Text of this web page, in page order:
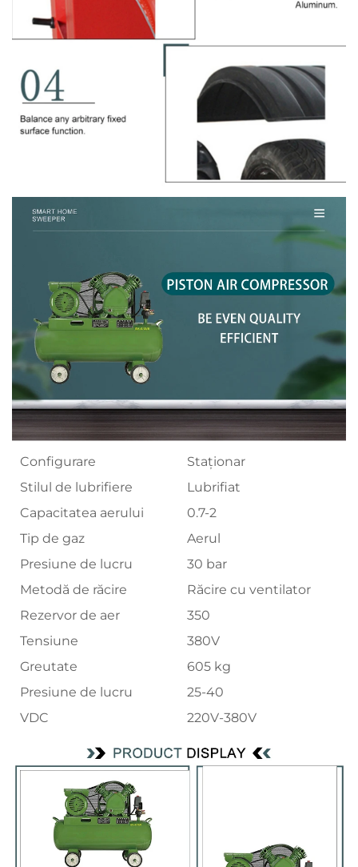
Configurare
Staţionar
Stilul de lubrifiere
Lubrifiat
Capacitatea aerului
0.7-2
Tip de gaz
Aerul
Presiune de lucru
30 bar
Metodă de răcire
Răcire cu ventilator
Rezervor de aer
350
Tensiune
380V
Greutate
605 kg
Presiune de lucru
25-40
VDC
220V-380V